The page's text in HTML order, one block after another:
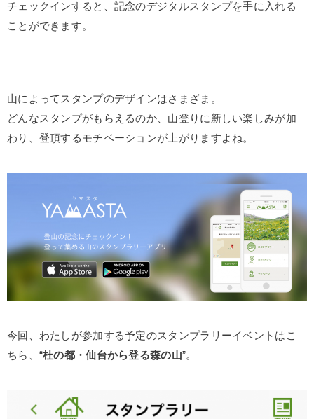
チェックインすると、記念のデジタルスタンプを手に入れる
ことができます。
山によってスタンプのデザインはさまざま。
どんなスタンプがもらえるのか、山登りに新しい楽しみが加
わり、登頂するモチベーションが上がりますよね。
今回、わたしが参加する予定のスタンプラリーイベントはこ
ちら、“杜の都・仙台から登る森の山”。